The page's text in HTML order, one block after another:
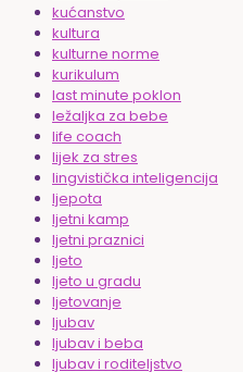
kućanstvo
kultura
kulturne norme
kurikulum
last minute poklon
ležaljka za bebe
life coach
lijek za stres
lingvistička inteligencija
ljepota
ljetni kamp
ljetni praznici
ljeto
ljeto u gradu
ljetovanje
ljubav
ljubav i beba
ljubav i roditeljstvo